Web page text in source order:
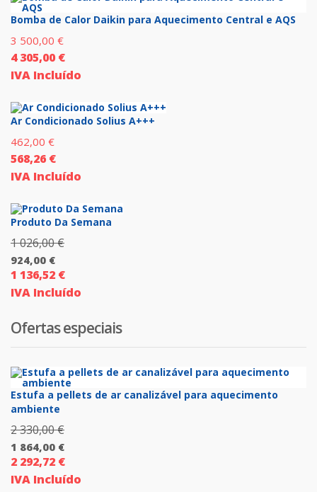
Bomba de Calor Daikin para Aquecimento Central e AQS
3 500,00 €
4 305,00 €
IVA Incluído
Ar Condicionado Solius A+++
462,00 €
568,26 €
IVA Incluído
Produto Da Semana
1 026,00€O
original
1
026,00 €.
924,00 €
O
preço
é:
1 136,52 €
IVA Incluído
Ofertas especiais
Estufa a pellets de ar canalizável para aquecimento
ambiente
2 330,00€O
preço
original
1 864,00 €
O
preço
2 292,72 €
IVA Incluído